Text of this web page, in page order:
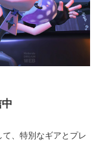
、特別なギアとプレ